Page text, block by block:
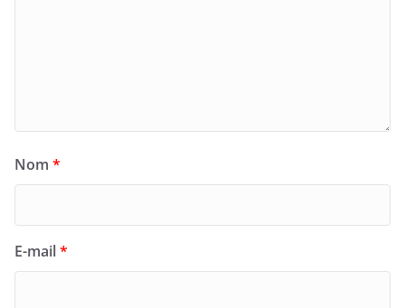
Nom *
E-mail*